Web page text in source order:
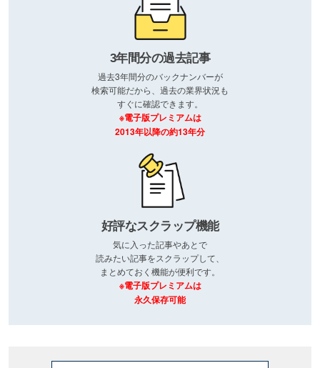
3年間分の過去記事
過去3年間分のバックナンバーが
検索可能だから、過去の業界状況も
すぐに確認できます。
※電子版プレミアムは
2013年以降の約13年分
好評なスクラップ機能
気に入った記事やあとで
読みたい記事をスクラップして、
まとめておく機能が便利です。
※電子版プレミアムは
永久保存可能